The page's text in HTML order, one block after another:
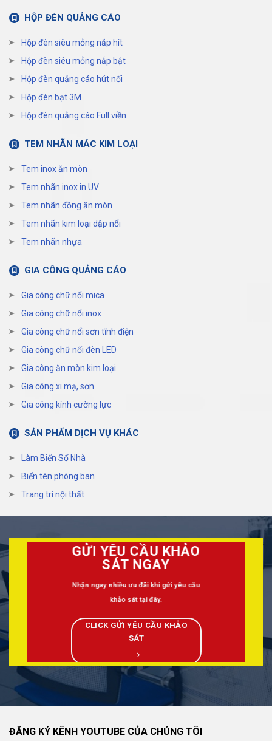
HỘP ĐÈN QUẢNG CÁO
Hộp đèn siêu mỏng nắp hít
Hộp đèn siêu mỏng nắp bật
Hộp đèn quảng cáo hút nổi
Hộp đèn bạt 3M
Hộp đèn quảng cáo Full viền
TEM NHÃN MÁC KIM LOẠI
Tem inox ăn mòn
Tem nhãn inox in UV
Tem nhãn đồng ăn mòn
Tem nhãn kim loại dập nổi
Tem nhãn nhựa
GIA CÔNG QUẢNG CÁO
Gia công chữ nổi mica
Gia công chữ nổi inox
Gia công chữ nổi sơn tĩnh điện
Gia công chữ nổi đèn LED
Gia công ăn mòn kim loại
Gia công xi mạ, sơn
Gia công kính cường lực
SẢN PHẨM DỊCH VỤ KHÁC
Làm Biển Số Nhà
Biển tên phòng ban
Trang trí nội thất
GỬI YÊU CẦU KHẢO
SÁT NGAY
Nhận ngay nhiều ưu đãi khi gửi yêu cầu
khảo sát tại đây.
CLICK GỬI YÊU CẦU KHẢO
SÁT
ĐĂNG KÝ KÊNH YOUTUBE CỦA CHÚNG TÔI